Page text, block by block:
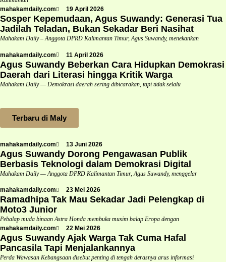
mahakamdaily.com
19 April 2026
Sosper Kepemudaan, Agus Suwandy: Generasi Tua
Jadilah Teladan, Bukan Sekadar Beri Nasihat
Mahakam Daily – Anggota DPRD Kalimantan Timur, Agus Suwandy, menekankan
mahakamdaily.com 11 April 2026
Agus Suwandy Beberkan Cara Hidupkan Demokrasi
Daerah dari Literasi hingga Kritik Warga
Mahakam Daily — Demokrasi daerah sering dibicarakan, tapi tidak selalu
Terbaru di Maly
mahakamdaily.com 13 Juni 2026
Agus Suwandy Dorong Pengawasan Publik
Berbasis Teknologi dalam Demokrasi Digital
Mahakam Daily — Anggota DPRD Kalimantan Timur, Agus Suwandy, menggelar
mahakamdaily.com 23 Mei 2026
Ramadhipa Tak Mau Sekadar Jadi Pelengkap di
Moto3 Junior
Pebalap muda binaan Astra Honda membuka musim balap Eropa dengan
mahakamdaily.com
22 Mei 2026
Agus Suwandy Ajak Warga Tak Cuma Hafal
Pancasila Tapi Menjalankannya
Perda Wawasan Kebangsaan disebut penting di tengah derasnya arus informasi